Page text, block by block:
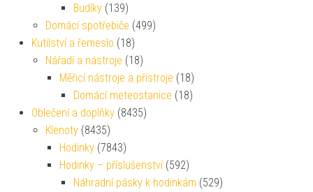
Budíky (139)
Domácí spotřebiče (499)
Kutilství a řemeslo (18)
Nářadí a nástroje (18)
Měřicí nástroje a přístroje (18)
Domácí meteostanice (18)
Oblečení a doplňky (8435)
Klenoty (8435)
Hodinky (7843)
Hodinky – příslušenství (592)
Náhradní pásky k hodinkám (529)